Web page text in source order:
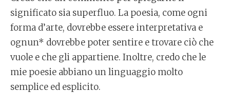
significato sia superfluo. La poesia, come ogni
forma d’arte, dovrebbe essere interpretativa e
ognun* dovrebbe poter sentire e trovare ciò che
vuole e che gli appartiene. Inoltre, credo che le
mie poesie abbiano un linguaggio molto
semplice ed esplicito.